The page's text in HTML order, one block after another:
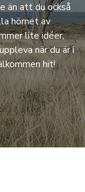
än att du också
hörnet av
lite idéer,
när du är i
hit!